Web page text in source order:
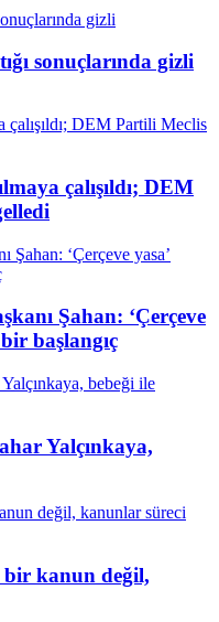
sonuçlarında gizli
çalışıldı; DEM
Şahan: ‘Çerçeve
başlangıç
Yalçınkaya,
kanun değil,